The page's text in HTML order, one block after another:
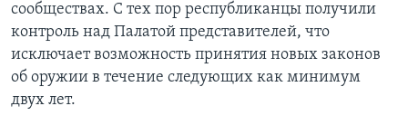
сообществах. С тех пор республиканцы получили
контроль над Палатой представителей, что
исключает возможность принятия новых законов
об оружии в течение следующих как минимум
двух лет.